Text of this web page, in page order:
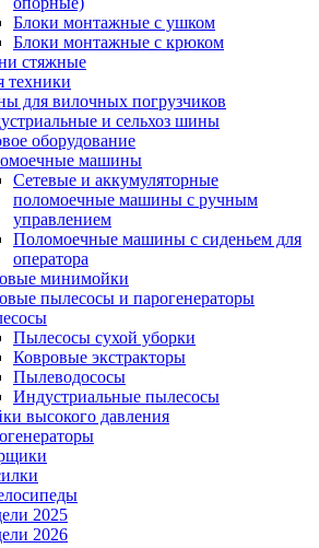
Блоки монтажные с ушком
Блоки монтажные с крюком
стяжные
для вилочных погрузчиков
и сельхоз шины
оборудование
машины
Сетевые и аккумуляторные
поломоечные машины с ручным
управлением
Поломоечные машины с сиденьем для
оператора
минимойки
пылесосы и парогенераторы
Пылесосы сухой уборки
Ковровые экстракторы
Пылеводососы
Индустриальные пылесосы
высокого давления
2025
2026